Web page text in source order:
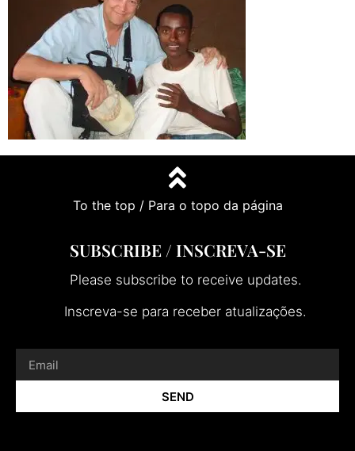
To the top / Para o topo da página
SUBSCRIBE / INSCREVA-SE
Please subscribe to receive updates.
Inscreva-se para receber atualizações.
SEND